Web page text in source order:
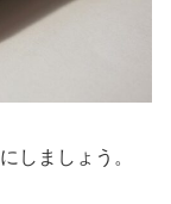
しましょう。